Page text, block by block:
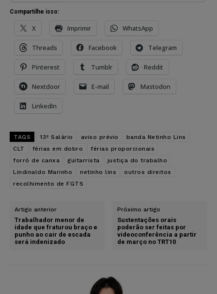
Compartilhe isso:
X Imprimir WhatsApp
Threads Facebook Telegram
Pinterest Tumblr Reddit
Nextdoor E-mail Mastodon
LinkedIn
TAGS 13º Salário aviso prévio
banda Netinho Lins
CLT
férias em dobro
férias proporcionais
forró de canxa
guitarrista
justiça do trabalho
Lindinaldo Marinho
netinho lins
outros direitos
recolhimento de FGTS
Artigo anterior
Trabalhador menor de
idade que fraturou braço e
punho ao cair de escada
será indenizado
Próximo artigo
Sustentações orais
poderão ser feitas por
videoconferência a partir
de março no TRT10